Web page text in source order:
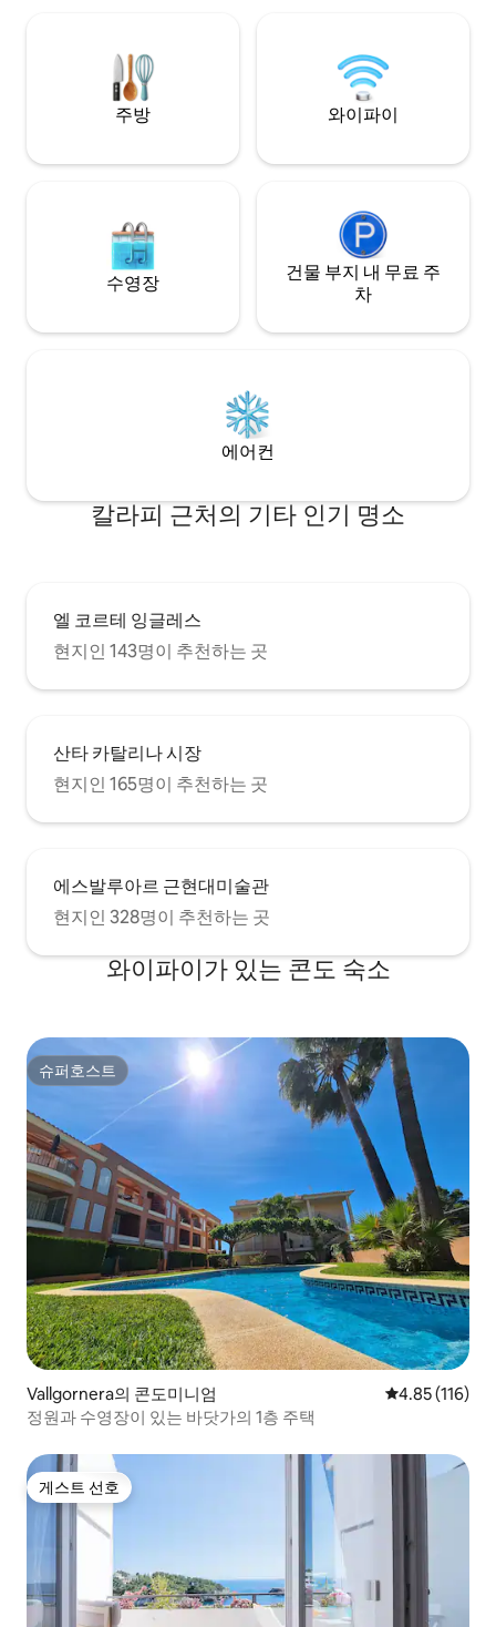
a book or simply relax. This
accommodation is for adults only.
Storing bicycles inside the apartment or
in the building’s common areas is not
permitted. Cleaning of the kitchen and
any utensils used during the stay is the
의 일몰 전망을 즐
주방 와이파이
수영장
건물 부지 내 무료 주
차
에어컨
칼라피 근처의 기타 인기 명소
엘 코르테 잉글레스
현지인 143명이 추천하는 곳
산타 카탈리나 시장
현지인 165명이 추천하는 곳
에스발루아르 근현대미술관
현지인 328명이 추천하는 곳
와이파이가 있는 콘도 숙소
슈퍼호스트
슈퍼호스트
Vallgornera의 콘도미니엄 평점 4.85점(5
4.85 (116)
정원과 수영장이 있는 바닷가의 1층 주택
게스트 선호
게스트 선호